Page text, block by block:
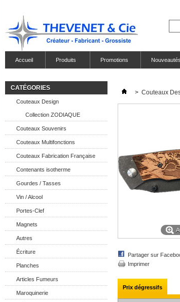
Accueil Produits Promotions Nouveautés
CATÉGORIES
Couteaux Design
Collection ZODIAQUE
Couteaux Souvenirs
Couteaux Multifonctions
Couteaux Fabrication Française
Contenants isotherme
Gourdes / Tasses
Vin / Alcool
Portes-Clef
Magnets
Autres
Écriture
Planches
Articles Fumeurs
Maroquinerie
> Couteaux
Partager sur
Imprimer
Prix dégressifs